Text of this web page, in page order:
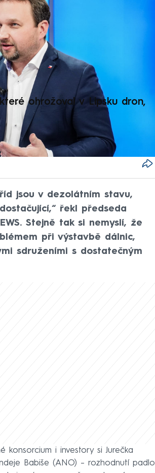
ohrožoval v Lipsku dron,
jsou v dezolátním stavu,
řekl předseda
Stejně tak si nemyslí, že
při výstavbě dálnic,
sdruženími s dostatečným
konsorcium i investory si Jurečka
Babiše (ANO) – rozhodnutí padlo